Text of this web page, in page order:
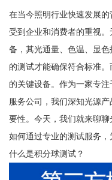
在当今照明行业快速发展
受到企业和消费者的重视
备，其光通量、色温、显
的测试才能确保符合标准
的关键设备。作为一家专
服务公司，我们深知光源
要性。今天，我们就来聊
如何通过专业的测试服务，
什么是积分球测试？